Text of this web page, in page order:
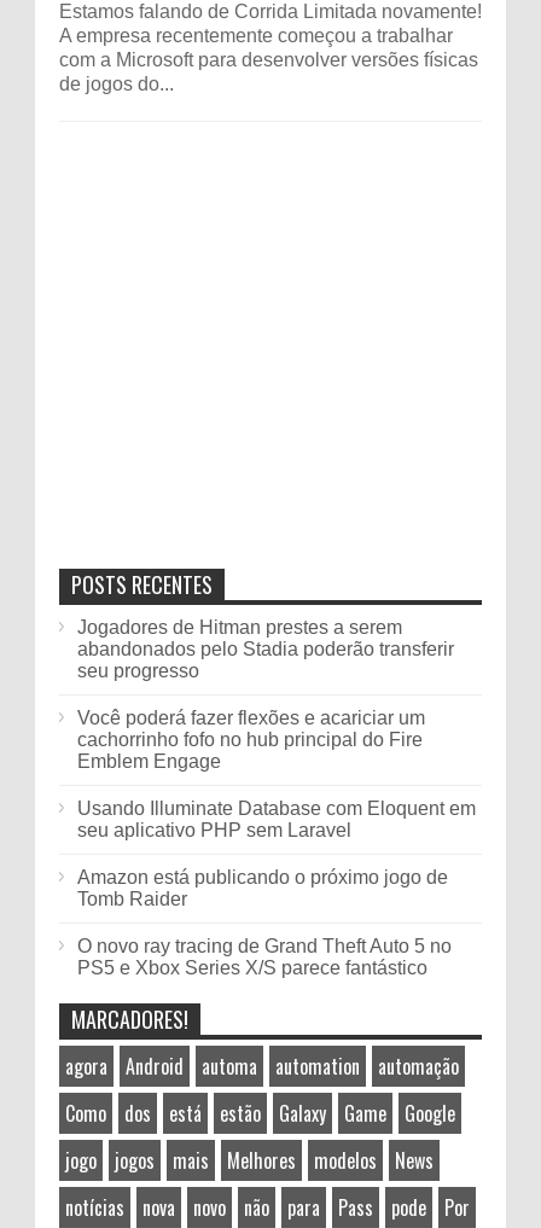
Estamos falando de Corrida Limitada novamente!
A empresa recentemente começou a trabalhar
com a Microsoft para desenvolver versões físicas
de jogos do...
POSTS RECENTES
Jogadores de Hitman prestes a serem
abandonados pelo Stadia poderão transferir
seu progresso
Você poderá fazer flexões e acariciar um
cachorrinho fofo no hub principal do Fire
Emblem Engage
Usando Illuminate Database com Eloquent em
seu aplicativo PHP sem Laravel
Amazon está publicando o próximo jogo de
Tomb Raider
O novo ray tracing de Grand Theft Auto 5 no
PS5 e Xbox Series X/S parece fantástico
MARCADORES!
agora Android automa automation
automação
Como
dos está estão Galaxy Game
Google
jogo
jogos mais Melhores modelos
News
notícias
nova novo não para Pass pode
Por